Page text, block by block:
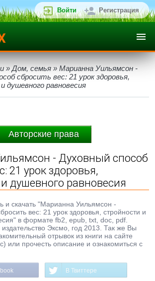
Войти Регистрация
» Дом, семья » Марианна Уильямсон -
сбросить вес: 21 урок здоровья,
душевного равновесия
Авторские права
- Духовный способ
21 урок здоровья,
душевного равновесия
и скачать "Марианна Уильямсон -
вес: 21 урок здоровья, стройности и
в формате fb2, epub, txt, doc, pdf.
Эксмо, год 2013. Так же Вы
отрывок из книги на сайте
или прочесть описание и ознакомиться с
В Твиттере